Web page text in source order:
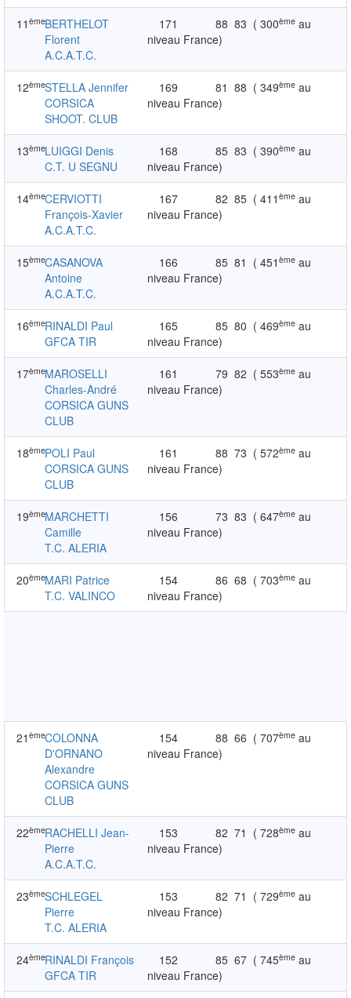
11 èmeBERTHELOT
Florent
A.C.A.T.C.
171 88 83 ( 300ème au
niveau France)
12èmeSTELLA Jennifer
CORSICA
SHOOT. CLUB
169 81 88 ( 349ème au
niveau France)
13èmeLUIGGI Denis
C.T. U SEGNU
168 85 83 ( 390ème au
niveau France)
14èmeCERVIOTTI
François-Xavier
A.C.A.T.C.
167 82 85 ( 411ème au
niveau France)
15èmeCASANOVA
Antoine
A.C.A.T.C.
166 85 81 ( 451ème au
niveau France)
16èmeRINALDI Paul
GFCA TIR
165 85 80 ( 469ème au
niveau France)
17èmeMAROSELLI
Charles-André
CORSICA GUNS
CLUB
161 79 82 ( 553ème au
niveau France)
18èmePOLI Paul
CORSICA GUNS
CLUB
161 88 73 ( 572ème au
niveau France)
19èmeMARCHETTI
Camille
T.C. ALERIA
156 73 83 ( 647ème au
niveau France)
20èmeMARI Patrice
T.C. VALINCO
154 86 68 ( 703ème au
niveau France)
21 èmeCOLONNA
D'ORNANO
Alexandre
CORSICA GUNS
CLUB
154 88 66 ( 707ème au
niveau France)
22èmeRACHELLI Jean-
Pierre
A.C.A.T.C.
153 82 71 ( 728ème au
niveau France)
23èmeSCHLEGEL
Pierre
T.C. ALERIA
153 82 71 ( 729ème au
niveau France)
24èmeRINALDI François
GFCA TIR
152 85 67 ( 745ème au
niveau France)